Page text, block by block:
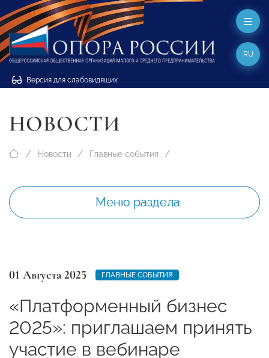
Версия для слабовидящих
RU
НОВОСТИ
Новости Главные события
Меню раздела
01 Августа 2025 ГЛАВНЫЕ СОБЫТИЯ
«Платформенный бизнес
2025»: приглашаем принять
участие в вебинаре